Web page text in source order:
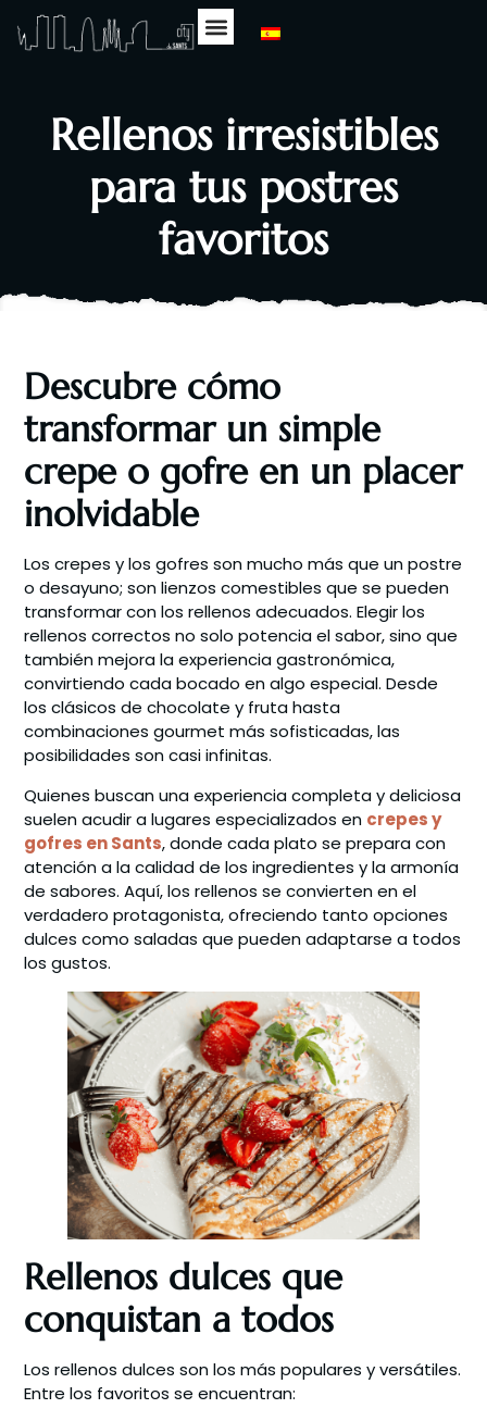
Rellenos irresistibles
para tus postres
favoritos
Descubre cómo
transformar un simple
crepe o gofre en un placer
inolvidable
Los crepes y los gofres son mucho más que un postre
o desayuno; son lienzos comestibles que se pueden
transformar con los rellenos adecuados. Elegir los
rellenos correctos no solo potencia el sabor, sino que
también mejora la experiencia gastronómica,
convirtiendo cada bocado en algo especial. Desde
los clásicos de chocolate y fruta hasta
combinaciones gourmet más sofisticadas, las
posibilidades son casi infinitas.
Quienes buscan una experiencia completa y deliciosa
suelen acudir a lugares especializados en crepes y
gofres en Sants, donde cada plato se prepara con
atención a la calidad de los ingredientes y la armonía
de sabores. Aquí, los rellenos se convierten en el
verdadero protagonista, ofreciendo tanto opciones
dulces como saladas que pueden adaptarse a todos
los gustos.
Rellenos dulces que
conquistan a todos
Los rellenos dulces son los más populares y versátiles.
Entre los favoritos se encuentran: